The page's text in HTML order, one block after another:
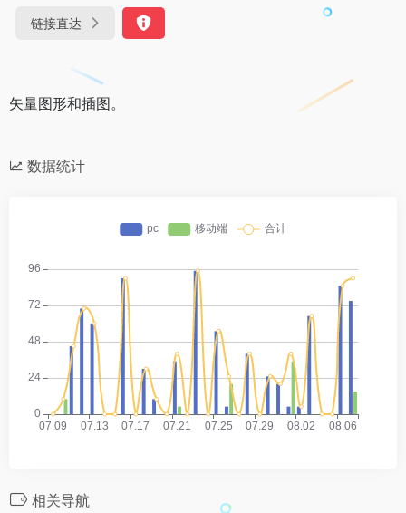
链接直达
矢量图形和插图。
数据统计
相关导航